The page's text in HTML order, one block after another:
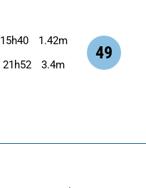
49
15h40 1.42m
21h52 3.4m